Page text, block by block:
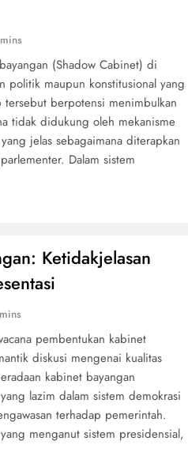
(Shadow Cabinet) di
politik maupun konstitusional yang
berpotensi menimbulkan
tidak didukung oleh mekanisme
jelas sebagaimana diterapkan
Dalam sistem
Ketidakjelasan
pembentukan kabinet
diskusi mengenai kualitas
kabinet bayangan
lazim dalam sistem demokrasi
terhadap pemerintah.
menganut sistem presidensial,